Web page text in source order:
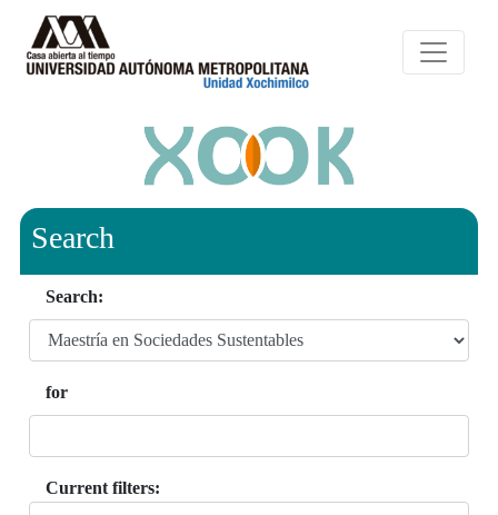
Search
Search:
for
Current filters: